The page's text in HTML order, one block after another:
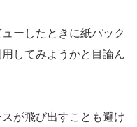
ーしたときに紙パック
してみようかと目論ん
が飛び出すことも避け